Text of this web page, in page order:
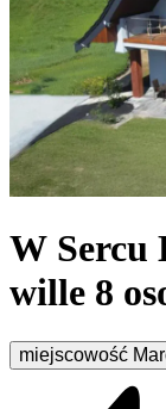
W Sercu
wille 8
miejscowość